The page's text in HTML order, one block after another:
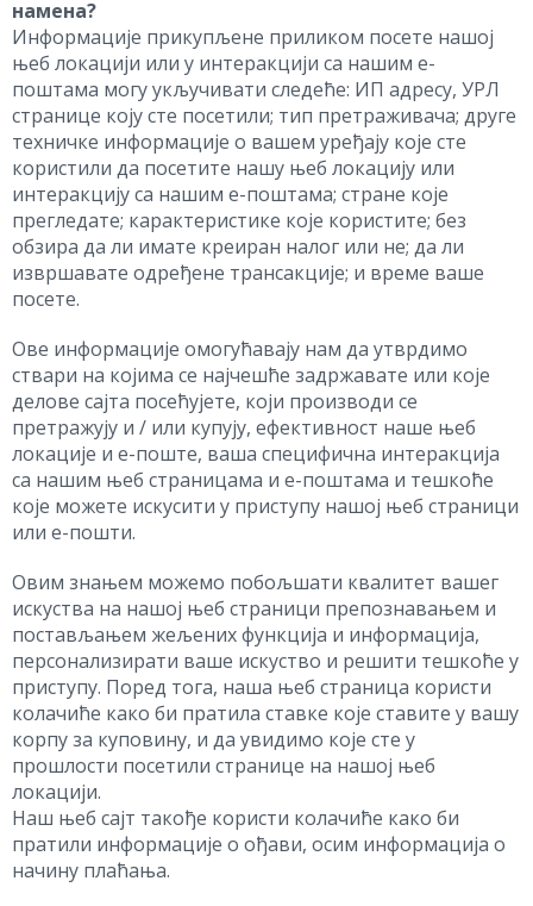
намена?
Информације прикупљене приликом посете нашој
њеб локацији или у интеракцији са нашим е-
поштама могу укључивати следеће: ИП адресу, УРЛ
странице коју сте посетили; тип претраживача; друге
техничке информације о вашем уређају које сте
користили да посетите нашу њеб локацију или
интеракцију са нашим е-поштама; стране које
прегледате; карактеристике које користите; без
обзира да ли имате креиран налог или не; да ли
извршавате одређене трансакције; и време ваше
посете.
Ове информације омогућавају нам да утврдимо
ствари на којима се најчешће задржавате или које
делове сајта посећујете, који производи се
претражују и / или купују, ефективност наше њеб
локације и е-поште, ваша специфична интеракција
са нашим њеб страницама и е-поштама и тешкоће
које можете искусити у приступу нашој њеб страници
или е-пошти.
Овим знањем можемо побољшати квалитет вашег
искуства на нашој њеб страници препознавањем и
постављањем жељених функција и информација,
персонализирати ваше искуство и решити тешкоће у
приступу. Поред тога, наша њеб страница користи
колачиће како би пратила ставке које ставите у вашу
корпу за куповину, и да увидимо које сте у
прошлости посетили странице на нашој њеб
локацији.
Наш њеб сајт такође користи колачиће како би
пратили информације о ођави, осим информација о
начину плаћања.